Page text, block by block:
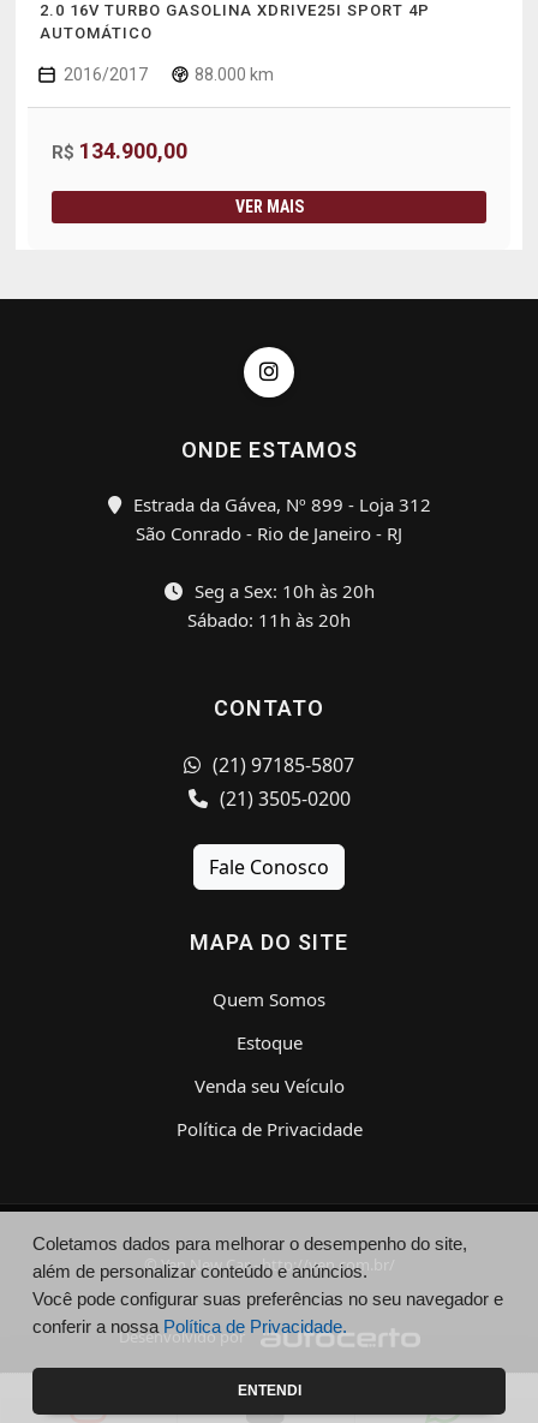
2.0 16V TURBO GASOLINA XDRIVE25I SPORT 4P
AUTOMÁTICO
2016/2017 88.000 km
R$ 134.900,00
VER MAIS
ONDE ESTAMOS
Estrada da Gávea, Nº 899 - Loja 312
São Conrado - Rio de Janeiro - RJ
Seg a Sex: 10h às 20h
Sábado: 11h às 20h
CONTATO
(21) 97185-5807
(21) 3505-0200
Fale Conosco
MAPA DO SITE
Quem Somos
Estoque
Venda seu Veículo
Política de Privacidade
© Yen New Car - http://yen.com.br/
Desenvolvido por
Coletamos dados para melhorar o desempenho do site,
além de personalizar conteúdo e anúncios.
Você pode configurar suas preferências no seu navegador e
conferir a nossa Política de Privacidade.
ENTENDI